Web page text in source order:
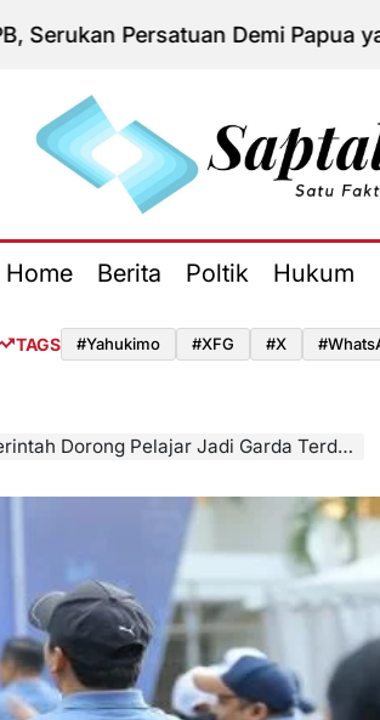
Demi Papua yang
Saptalikanews.id
Home Berita Poltik Hukum
TAGS #yahukimo #XFG #x
Pelajar Jadi Garda Terdepan Melawan Judi Daring